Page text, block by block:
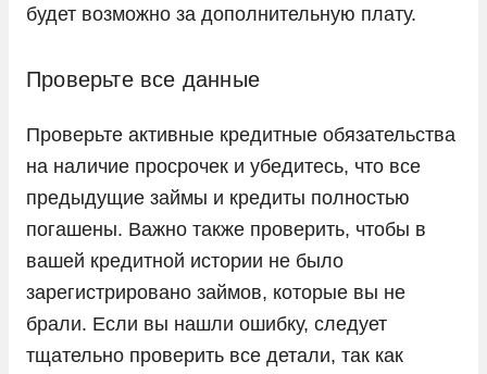
будет возможно за дополнительную плату.
Проверьте все данные
Проверьте активные кредитные обязательства
на наличие просрочек и убедитесь, что все
предыдущие займы и кредиты полностью
погашены. Важно также проверить, чтобы в
вашей кредитной истории не было
зарегистрировано займов, которые вы не
брали. Если вы нашли ошибку, следует
тщательно проверить все детали, так как